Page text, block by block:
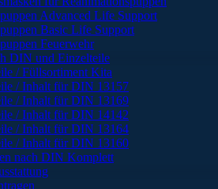
Advanced Life Support
Basic Life Support
Feuerwehr
DIN und Einzelteile
/ Füllsortiment Kita
/ Inhalt für DIN 13157
/ Inhalt für DIN 13169
/ Inhalt für DIN 14142
/ Inhalt für DIN 13164
/ Inhalt für DIN 13160
nach DIN Komplett